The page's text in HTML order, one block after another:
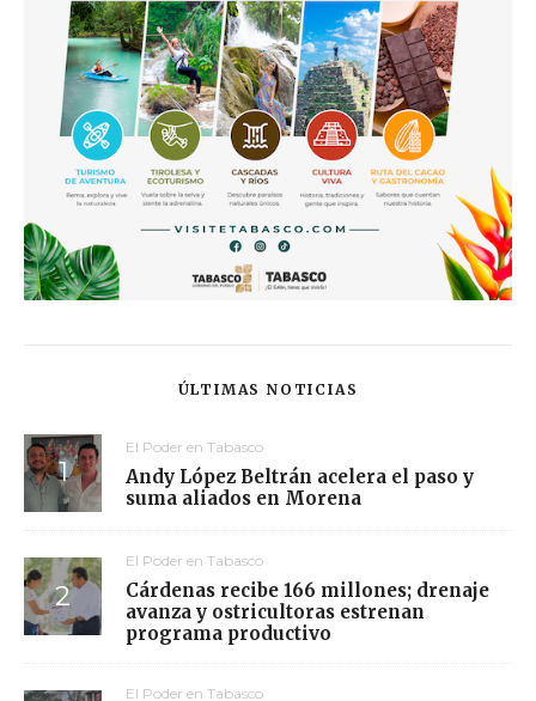
ÚLTIMAS NOTICIAS
El Poder en Tabasco
Andy López Beltrán acelera el paso y
suma aliados en Morena
El Poder en Tabasco
Cárdenas recibe 166 millones; drenaje
avanza y ostricultoras estrenan
programa productivo
El Poder en Tabasco